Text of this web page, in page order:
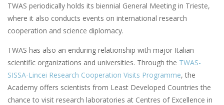
TWAS periodically holds its biennial General Meeting in Trieste,
where it also conducts events on international research
cooperation and science diplomacy.
TWAS has also an enduring relationship with major Italian
scientific organizations and universities. Through the TWAS-
SISSA-Lincei Research Cooperation Visits Programme, the
Academy offers scientists from Least Developed Countries the
chance to visit research laboratories at Centres of Excellence in